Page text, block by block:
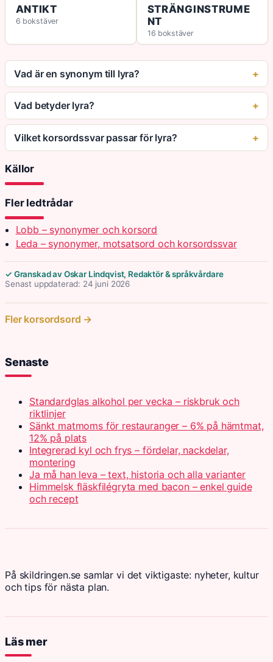
ANTIKT
6 bokstäver
STRÄNGINSTRUME
NT
16 bokstäver
Vad är en synonym till lyra?
Vad betyder lyra?
Vilket korsordssvar passar för lyra?
Källor
Fler ledtrådar
Lobb – synonymer och korsord
Leda – synonymer, motsatsord och korsordssvar
✓ Granskad av Oskar Lindqvist, Redaktör & språkvårdare
Senast uppdaterad: 24 juni 2026
Fler korsordsord →
Senaste
Standardglas alkohol per vecka – riskbruk och
riktlinjer
Sänkt matmoms för restauranger – 6% på hämtmat,
12% på plats
Integrerad kyl och frys – fördelar, nackdelar,
montering
Ja må han leva – text, historia och alla varianter
Himmelsk fläskfilégryta med bacon – enkel guide
och recept
På skildringen.se samlar vi det viktigaste: nyheter, kultur
och tips för nästa plan.
Läs mer